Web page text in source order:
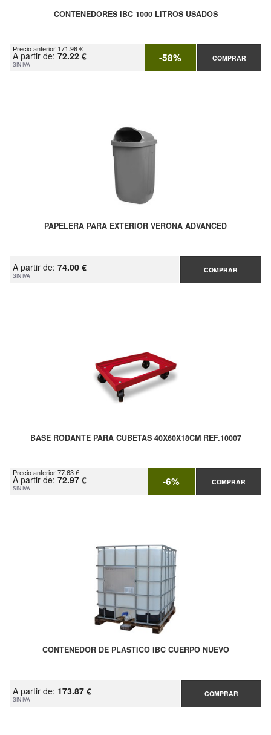
CONTENEDORES IBC 1000 LITROS USADOS
Precio anterior 171.96 €
A partir de: 72.22 €
SIN IVA -58% COMPRAR
PAPELERA PARA EXTERIOR VERONA ADVANCED
A partir de: 74.00 €
SIN IVA
COMPRAR
BASE RODANTE PARA CUBETAS 40X60X18CM REF.10007
Precio anterior 77.63 €
A partir de: 72.97 €
SIN IVA -6% COMPRAR
CONTENEDOR DE PLASTICO IBC CUERPO NUEVO
A partir de: 173.87 €
SIN IVA
COMPRAR